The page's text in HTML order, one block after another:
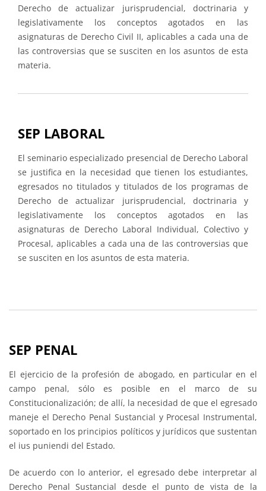
Derecho de actualizar jurisprudencial, doctrinaria y
legislativamente los conceptos agotados en las
asignaturas de Derecho Civil II, aplicables a cada una de
las controversias que se susciten en los asuntos de esta
materia.
SEP LABORAL
El seminario especializado presencial de Derecho Laboral
se justifica en la necesidad que tienen los estudiantes,
egresados no titulados y titulados de los programas de
Derecho de actualizar jurisprudencial, doctrinaria y
legislativamente los conceptos agotados en las
asignaturas de Derecho Laboral Individual, Colectivo y
Procesal, aplicables a cada una de las controversias que
se susciten en los asuntos de esta materia.
SEP PENAL
El ejercicio de la profesión de abogado, en particular en el
campo penal, sólo es posible en el marco de su
Constitucionalización; de allí, la necesidad de que el egresado
maneje el Derecho Penal Sustancial y Procesal Instrumental,
soportado en los principios políticos y jurídicos que sustentan
el ius puniendi del Estado.
De acuerdo con lo anterior, el egresado debe interpretar al
Derecho Penal Sustancial desde el punto de vista de la